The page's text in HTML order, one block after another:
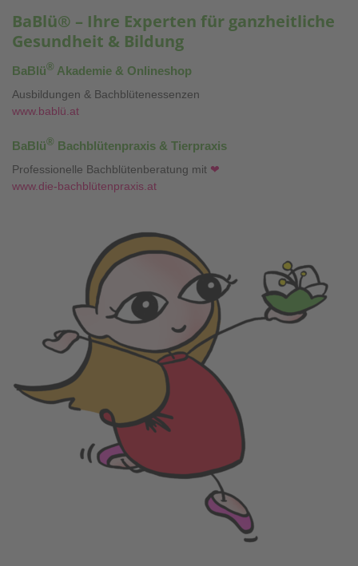
BaBlü® – Ihre Experten für ganzheitliche
Gesundheit & Bildung
BaBlü® Akademie & Onlineshop
Ausbildungen & Bachblütenessenzen
www.bablü.at
BaBlü® Bachblütenpraxis & Tierpraxis
Professionelle Bachblütenberatung mit ❤
www.die-bachblütenpraxis.at